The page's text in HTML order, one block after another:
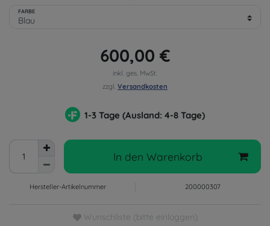
FARBE
600,00 €
inkl. ges. MwSt.
zzgl. Versandkosten
1-3 Tage (Ausland: 4-8 Tage)
In den Warenkorb
Hersteller-Artikelnummer 200000307
Wunschliste (bitte einloggen)